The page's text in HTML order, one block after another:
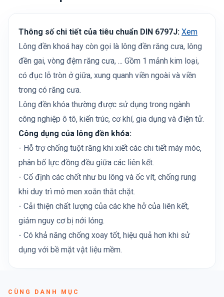
Thông số chi tiết của tiêu chuẩn DIN 6797J: Xem
Lông đền khoá hay còn gọi là lông đền răng cưa, lông
đền gai, vòng đệm răng cưa, ... Gồm 1 mảnh kim loại,
có đục lỗ tròn ở giữa, xung quanh viền ngoài và viền
trong có răng cưa.
Lông đền khóa thường được sử dụng trong ngành
công nghiệp ô tô, kiến trúc, cơ khí, gia dụng và điện tử.
Công dụng của lông đền khóa:
- Hỗ trợ chống tuột răng khi xiết các chi tiết máy móc,
phân bố lực đồng đều giữa các liên kết.
- Cố định các chốt như bu lông và ốc vít, chống rung
khi duy trì mô men xoắn thắt chặt.
- Cải thiện chất lượng của các khe hở của liên kết,
giảm nguy cơ bị nới lỏng.
- Có khả năng chống xoay tốt, hiệu quả hơn khi sử
dụng với bề mặt vật liệu mềm.
CÙNG DANH MỤC